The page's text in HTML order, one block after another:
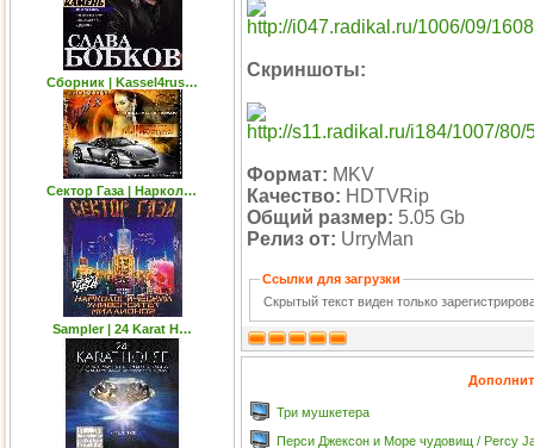
Сборник | Kassel4rus…
Сектор Газа | Наркол…
Sampler | 24 Karat H…
Скриншоты:
Формат: MKV
Качество: HDTVRip
Общий размер: 5.05 Gb
Релиз от: UrryMan
Ссылки для загрузки
Скрытый текст виден только
Три мушкетера
Перси Джексон и Море чудовищ / Percy